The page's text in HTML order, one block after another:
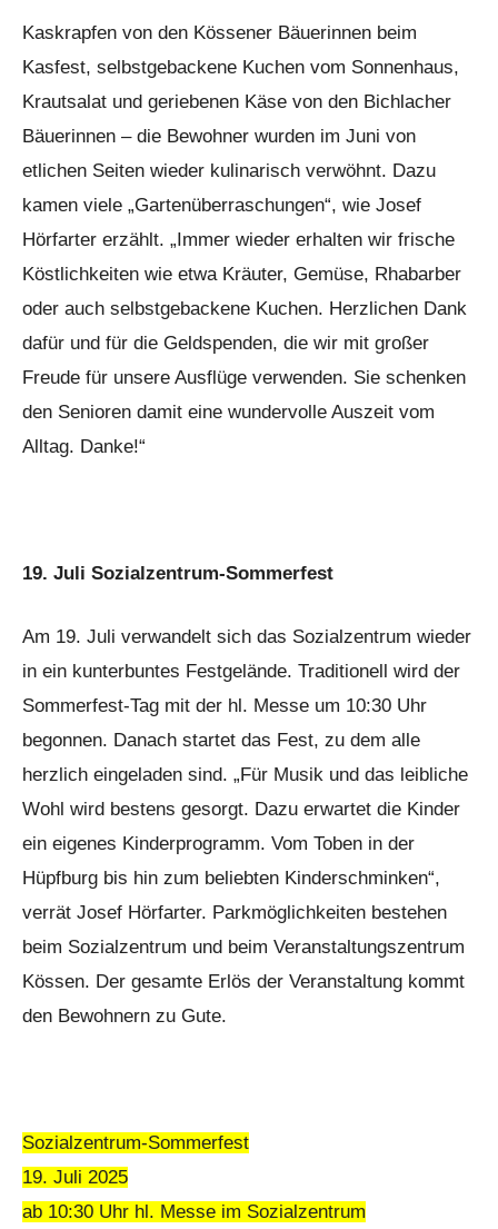
Kaskrapfen von den Kössener Bäuerinnen beim
Kasfest, selbstgebackene Kuchen vom Sonnenhaus,
Krautsalat und geriebenen Käse von den Bichlacher
Bäuerinnen – die Bewohner wurden im Juni von
etlichen Seiten wieder kulinarisch verwöhnt. Dazu
kamen viele „Gartenüberraschungen“, wie Josef
Hörfarter erzählt. „Immer wieder erhalten wir frische
Köstlichkeiten wie etwa Kräuter, Gemüse, Rhabarber
oder auch selbstgebackene Kuchen. Herzlichen Dank
dafür und für die Geldspenden, die wir mit großer
Freude für unsere Ausflüge verwenden. Sie schenken
den Senioren damit eine wundervolle Auszeit vom
Alltag. Danke!“
19. Juli Sozialzentrum-Sommerfest
Am 19. Juli verwandelt sich das Sozialzentrum wieder
in ein kunterbuntes Festgelände. Traditionell wird der
Sommerfest-Tag mit der hl. Messe um 10:30 Uhr
begonnen. Danach startet das Fest, zu dem alle
herzlich eingeladen sind. „Für Musik und das leibliche
Wohl wird bestens gesorgt. Dazu erwartet die Kinder
ein eigenes Kinderprogramm. Vom Toben in der
Hüpfburg bis hin zum beliebten Kinderschminken“,
verrät Josef Hörfarter. Parkmöglichkeiten bestehen
beim Sozialzentrum und beim Veranstaltungszentrum
Kössen. Der gesamte Erlös der Veranstaltung kommt
den Bewohnern zu Gute.
Sozialzentrum-Sommerfest
19. Juli 2025
ab 10:30 Uhr hl. Messe im Sozialzentrum